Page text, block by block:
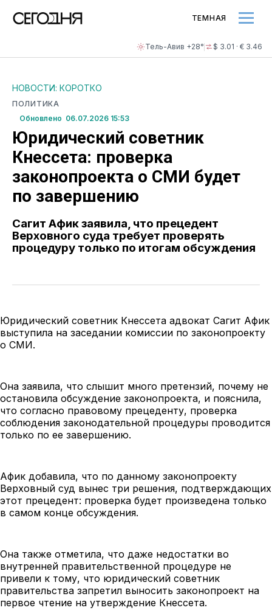
Тель-Авив +28° $ 3.01 · € 3.46
ТЕМНАЯ
НОВОСТИ: КОРОТКО
ПОЛИТИКА
Обновлено 06.07.2026 15:53
Юридический советник
Кнессета: проверка
законопроекта о СМИ будет
по завершению
Сагит Афик заявила, что прецедент
Верховного суда требует проверять
процедуру только по итогам обсуждения
Юридический советник Кнессета адвокат Сагит Афик
выступила на заседании комиссии по законопроекту
о СМИ.
Она заявила, что слышит много претензий, почему не
остановила обсуждение законопроекта, и пояснила,
что согласно правовому прецеденту, проверка
соблюдения законодательной процедуры проводится
только по ее завершению.
Афик добавила, что по данному законопроекту
Верховный суд вынес три решения, подтверждающих
этот прецедент: проверка будет произведена только
в самом конце обсуждения.
Она также отметила, что даже недостатки во
внутренней правительственной процедуре не
привели к тому, что юридический советник
правительства запретил выносить законопроект на
первое чтение на утверждение Кнессета.